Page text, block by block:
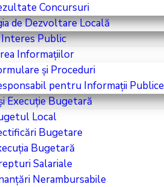
Concursuri
de Dezvoltare Locală
Public
Informațiilor
și Proceduri
pentru Informații Publice
Execuție Bugetară
Local
Bugetare
Bugetară
Salariale
Nerambursabile